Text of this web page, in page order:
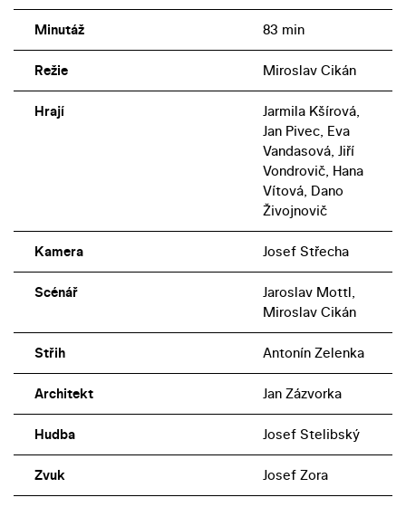
Minutáž 83 min
Režie Miroslav Cikán
Hrají
Jarmila Kšírová,
Jan Pivec, Eva
Vandasová, Jiří
Vondrovič, Hana
Vítová, Dano
Živojnovič
Kamera Josef Střecha
Scénář
Jaroslav Mottl,
Miroslav Cikán
Střih Antonín Zelenka
Architekt Jan Zázvorka
Hudba Josef Stelibský
Zvuk Josef Zora